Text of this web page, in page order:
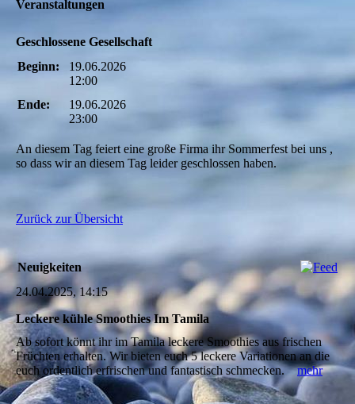
Veranstaltungen
Geschlossene Gesellschaft
Beginn:
19.06.2026
12:00
Ende:
19.06.2026
23:00
An diesem Tag feiert eine große Firma ihr Sommerfest bei uns ,
so dass wir an diesem Tag leider geschlossen haben.
Zurück zur Übersicht
Neuigkeiten
24.04.2025, 14:15
Leckere kühle Smoothies Im Tamila
Ab sofort könnt ihr im Tamila leckere Smoothies aus frischen
Früchten erhalten. Wir bieten euch 5 leckere Variationen an die
euch ordentlich erfrischen und fantastisch schmecken.mehr